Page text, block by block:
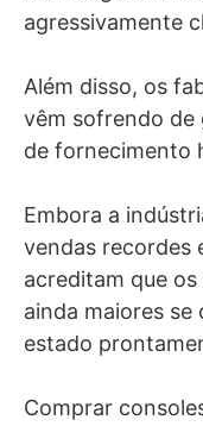
agressivamente
Além disso, os
vêm sofrendo de
de fornecimento
Embora a
vendas recordes
acreditam que
ainda maiores
estado
Comprar